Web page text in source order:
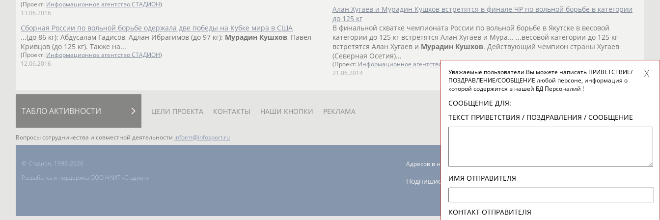
(Проект: Информационное агентство СТАДИОН)
13.06.2016
Сборная России по вольной борьбе одержала две победы на Кубке мира в США
...(до 86 кг); Абдусалам Гадисов, Адлан Ибрагимов (до 97 кг); Мурадин Кушхов, Павел
Кривцов (до 125 кг). Также на...
(Проект: Информационное агентство СТАДИОН)
12.06.2016
Алан Хугаев и Мурадин Кушхов встретятся в финале ЧР по вольной борьбе в категории
до 125 кг
В финальной схватке чемпионата России по вольной борьбе в Якутске в весовой
категории до 125 кг встретятся Алан Хугаев и Мура... ...весовой категории до 125 кг
встретятся Алан Хугаев и Мурадин Кушхов. Действующий чемпион страны Хугаев
(Северная Осетия)...
(Проект: Информационное агентство СТАДИОН
21.06.2014
ТАБЛО АКТИВНОСТИ ЦЕЛИ ПРОЕКТА КОНТАКТЫ НАШИ КНОПКИ РЕКЛАМА
Вопросы сотрудничества и совместной деятельности inform@infosport.ru
© Стадион, 1998-2026
Разработка и поддержка ООО НАИТ «Стадион»
Адресов в новостной рассылке: 996
Подпишись
Уважаемые пользователи Вы можете написать ПРИВЕТСТВИЕ/
ПОЗДРАВЛЕНИЕ/СООБЩЕНИЕ любой персоне, информация о
которой содержится в нашей БД Персоналий !
СООБЩЕНИЕ ДЛЯ:
ТЕКСТ ПРИВЕТСТВИЯ / ПОЗДРАВЛЕНИЯ / СООБЩЕНИЕ
ИМЯ ОТПРАВИТЕЛЯ
КОНТАКТ ОТПРАВИТЕЛЯ